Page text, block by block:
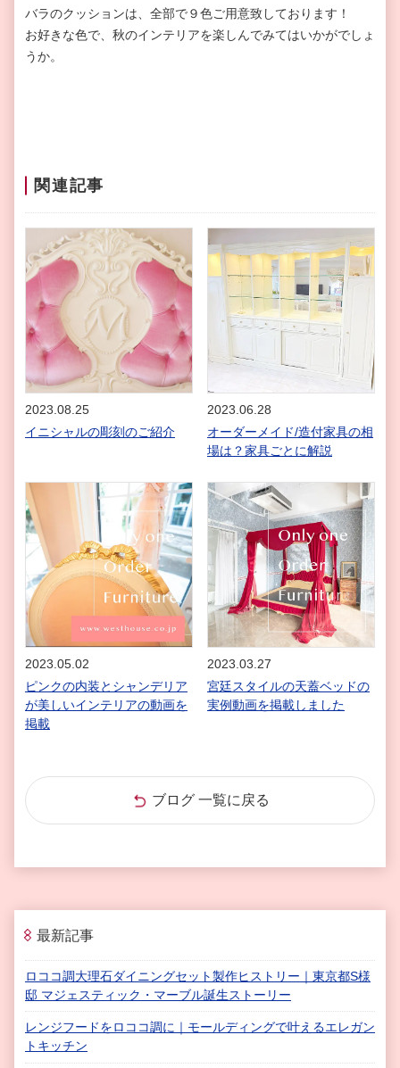
バラのクッションは、全部で９色ご用意致しております！
お好きな色で、秋のインテリアを楽しんでみてはいかがでしょ
うか。
関連記事
2023.08.25
イニシャルの彫刻のご紹介
2023.06.28
オーダーメイド/造付家具の相
場は？家具ごとに解説
2023.05.02
ピンクの内装とシャンデリア
が美しいインテリアの動画を
掲載
2023.03.27
宮廷スタイルの天蓋ベッドの
実例動画を掲載しました
ブログ 一覧に戻る
最新記事
ロココ調大理石ダイニングセット製作ヒストリー｜東京都S様
邸 マジェスティック・マーブル誕生ストーリー
レンジフードをロココ調に｜モールディングで叶えるエレガン
トキッチン